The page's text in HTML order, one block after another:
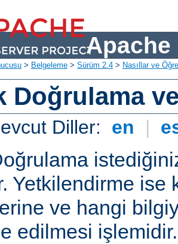
Apache
> Belgeleme > Sürüm 2.4 > Nasıllar ve
Doğrulama
Diller: en |
Yetkilendirme ise
ve hangi
edilmesi işlemidir.